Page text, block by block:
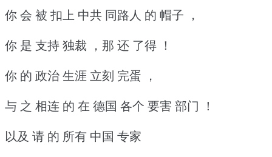
你 会 被 扣上 中共 同路人 的 帽子 ，
你 是 支持 独裁 ，那 还 了得 ！
你 的 政治 生涯 立刻 完蛋 ，
与 之 相连 的 在 德国 各个 要害 部门 ！
以及 请 的 所有 中国 专家